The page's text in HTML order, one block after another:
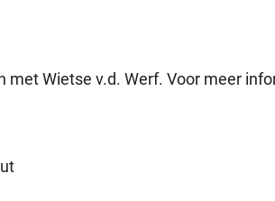
met Wietse v.d. Werf. Voor meer